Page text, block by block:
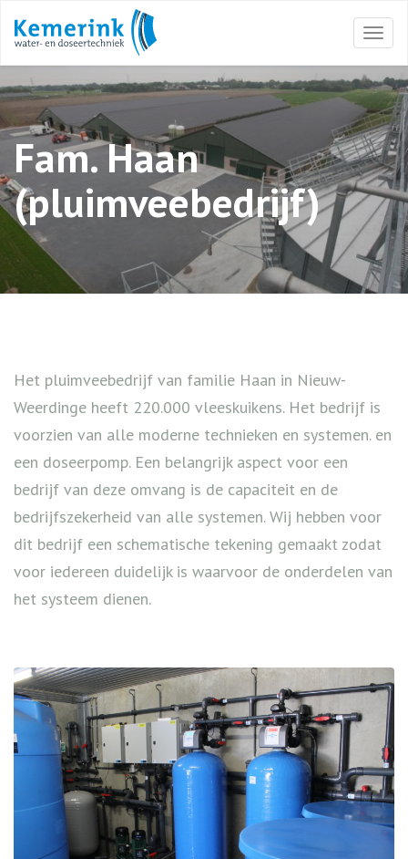
Fam. Haan
(pluimveebedrijf)
Het pluimveebedrijf van familie Haan in Nieuw-
Weerdinge heeft 220.000 vleeskuikens. Het bedrijf is
voorzien van alle moderne technieken en systemen. en
een doseerpomp. Een belangrijk aspect voor een
bedrijf van deze omvang is de capaciteit en de
bedrijfszekerheid van alle systemen. Wij hebben voor
dit bedrijf een schematische tekening gemaakt zodat
voor iedereen duidelijk is waarvoor de onderdelen van
het systeem dienen.